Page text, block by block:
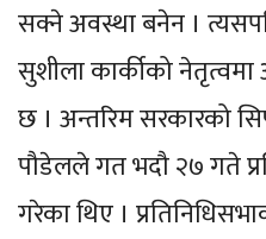
सक्ने अवस्था बनेन ।
सुशीला कार्कीको
छ । अन्तरिम सरकारको
पौडेलले गत भदौ २७ गते
गरेका थिए ।